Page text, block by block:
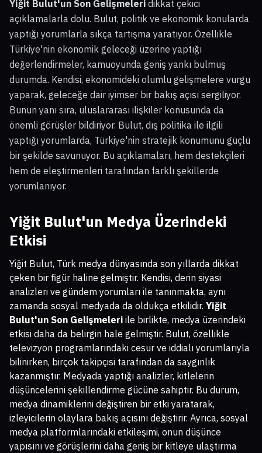
Yiğit Bulut'un Son Gelişmeleri dikkat çekici
açıklamalarla dolu. Bulut, politik ve ekonomik konularda
yaptığı yorumlarla sıkça tartışma yaratıyor. Özellikle
Türkiye'nin ekonomik geleceği üzerine yaptığı
değerlendirmeler, kamuoyunda geniş yankı bulmuş
durumda. Kendisi, ekonomideki olumlu gelişmelere vurgu
yaparak, geleceğe dair iyimser bir bakış açısı sergiliyor.
Bunun yanı sıra, uluslararası ilişkiler konusunda da
önemli görüşler bildiriyor. Bulut, dış politika ile ilgili
yaptığı yorumlarda, Türkiye'nin stratejik konumunu güçlü
bir şekilde savunuyor. Bu açıklamaları, hem destekçileri
hem de eleştirmenleri tarafından farklı şekillerde
yorumlanıyor.
Yiğit Bulut'un Medya Üzerindeki
Etkisi
Yiğit Bulut, Türk medya dünyasında son yıllarda dikkat
çeken bir figür haline gelmiştir. Kendisi, derin siyasi
analizleri ve gündem yorumları ile tanınmakta, aynı
zamanda sosyal medyada da oldukça etkilidir. Yiğit
Bulut'un Son Gelişmeleri ile birlikte, medya üzerindeki
etkisi daha da belirgin hale gelmiştir. Bulut, özellikle
televizyon programlarındaki cesur ve iddialı yorumlarıyla
bilinirken, birçok takipçisi tarafından da saygınlık
kazanmıştır. Medyada yaptığı analizler, kitlelerin
düşüncelerini şekillendirme gücüne sahiptir. Bu durum,
medya dinamiklerini değiştiren bir etki yaratarak,
izleyicilerin olaylara bakış açısını değiştirir. Ayrıca, sosyal
medya platformlarındaki etkileşimi, onun düşünce
yapısını ve görüşlerini daha geniş bir kitleye ulaştırma